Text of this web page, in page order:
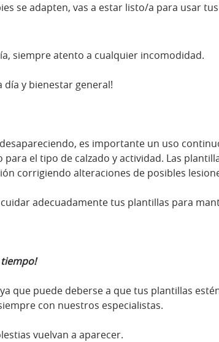
se adapten, vas a estar listo/a para usar
siempre atento a cualquier incomodidad.
día y bienestar general!
es importante un uso
el tipo de calzado y actividad. Las
corrigiendo alteraciones de posibles
adecuadamente tus plantillas para
que puede deberse a que tus plantillas
con nuestros especialistas.
vuelvan a aparecer.